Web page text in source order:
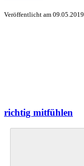
Veröffentlicht am 09.05.2019
richtig mitfühlen